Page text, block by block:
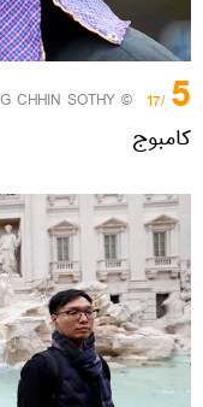
5
/17
© AFP 2023 / TANG CHHIN SOTHY
کامبوج